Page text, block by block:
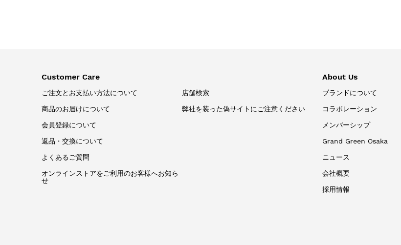
Customer Care
ご注文とお支払い方法について
商品のお届けについて
会員登録について
返品・交換について
よくあるご質問
オンラインストアをご利用のお客様へお知ら
せ
店舗検索
弊社を装った偽サイトにご注意ください
About Us
ブランドについて
コラボレーション
メンバーシップ
Grand Green Osaka
ニュース
会社概要
採用情報